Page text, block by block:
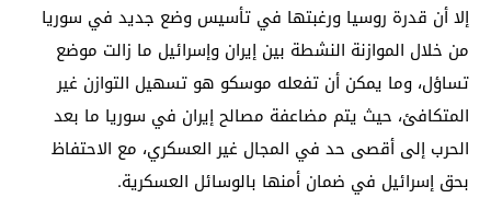
إلا أن قدرة روسيا ورغبتها في تأسيس وضع جديد في سوريا
من خلال الموازنة النشطة بين إيران وإسرائيل ما زالت موضع
تساؤل، وما يمكن أن تفعله موسكو هو تسهيل التوازن غير
المتكافئ، حيث يتم مضاعفة مصالح إيران في سوريا ما بعد
الحرب إلى أقصى حد في المجال غير العسكري، مع الاحتفاظ
بحق إسرائيل في ضمان أمنها بالوسائل العسكرية.